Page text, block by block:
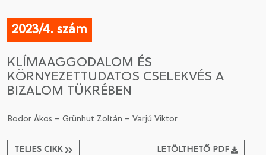
2023/4. szám
KLÍMAAGGODALOM ÉS
KÖRNYEZETTUDATOS CSELEKVÉS A
BIZALOM TÜKRÉBEN
Bodor Ákos – Grünhut Zoltán – Varjú Viktor
TELJES CIKK LETÖLTHETŐ PDF